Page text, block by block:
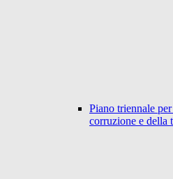
Piano triennale
corruzione e della